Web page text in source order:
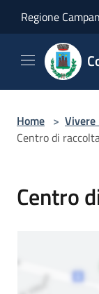
Regione
Home > Vivere
Centro di
Centro